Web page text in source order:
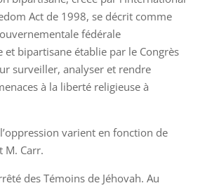
Act de 1998, se décrit comme
fédérale
et bipartisane établie par le Congrès
surveiller, analyser et rendre
à la liberté religieuse à
varient en fonction de
M. Carr.
des Témoins de Jéhovah. Au